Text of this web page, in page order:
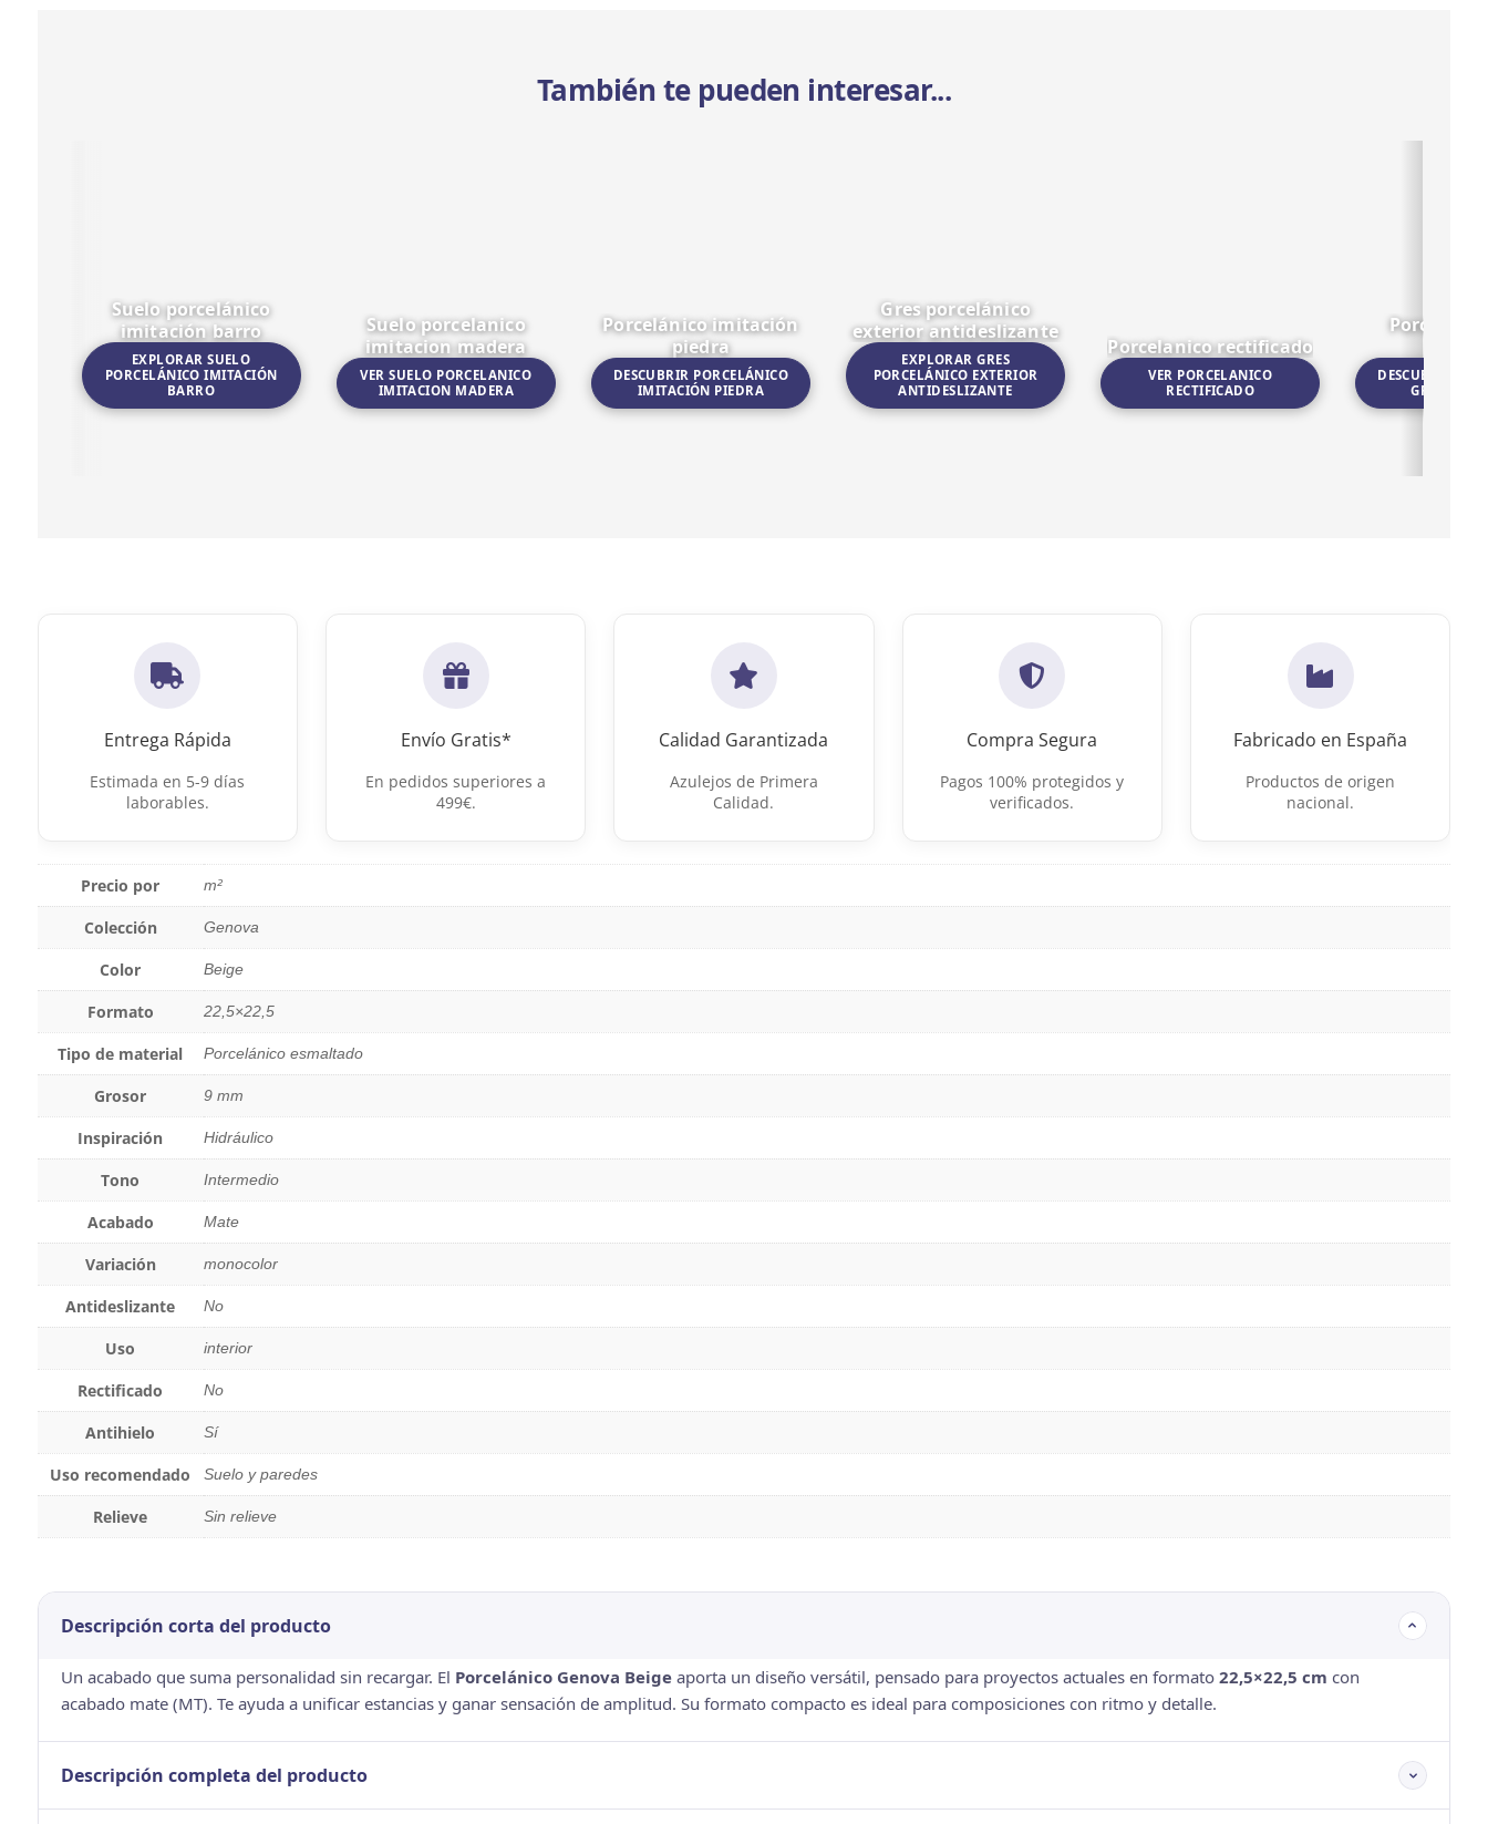
También te pueden interesar...
Suelo porcelánico
imitación barro
EXPLORAR SUELO
PORCELÁNICO IMITACIÓN
BARRO
Suelo porcelanico
imitacion madera
VER SUELO PORCELANICO
IMITACION MADERA
Porcelánico imitación
piedra
DESCUBRIR PORCELÁNICO
IMITACIÓN PIEDRA
Gres porcelánico
exterior antideslizante
EXPLORAR GRES
PORCELÁNICO EXTERIOR
ANTIDESLIZANTE
Porcelanico rectificado
VER PORCELANICO
RECTIFICADO
DESCUBRIR
GRAN
Entrega Rápida
Estimada en 5-9 días
laborables.
Envío Gratis*
En pedidos superiores a
499€.
Calidad Garantizada
Azulejos de Primera
Calidad.
Compra Segura
Pagos 100% protegidos y
verificados.
Fabricado en España
Productos de origen
nacional.
Precio por m²
Colección Genova
Color Beige
Formato 22,5×22,5
Tipo de material Porcelánico esmaltado
Grosor 9 mm
Inspiración Hidráulico
Tono Intermedio
Acabado Mate
Variación monocolor
Antideslizante No
Uso interior
Rectificado No
Antihielo Sí
Uso recomendado Suelo y paredes
Relieve Sin relieve
Descripción corta del producto
Un acabado que suma personalidad sin recargar. El Porcelánico Genova Beigeaporta un diseño versátil, pensado para proyectos actuales en formato 22,5×22,5 cm con
acabado mate (MT). Te ayuda a unificar estancias y ganar sensación de amplitud. Su formato compacto es ideal para composiciones con ritmo y detalle.
Descripción completa del producto